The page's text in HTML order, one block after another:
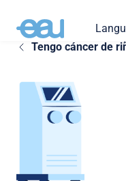
Tengo cáncer de